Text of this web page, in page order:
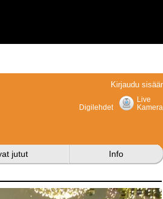
Kirjaudu
Live
Digilehdet
jutut Info